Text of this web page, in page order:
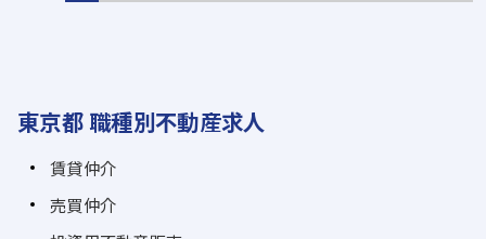
東京都 職種別不動産求人
賃貸仲介
売買仲介